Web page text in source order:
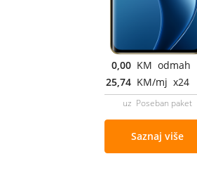
0,00 KM odmah
25,74 KM/mj x24
uz Poseban paket
Saznaj više